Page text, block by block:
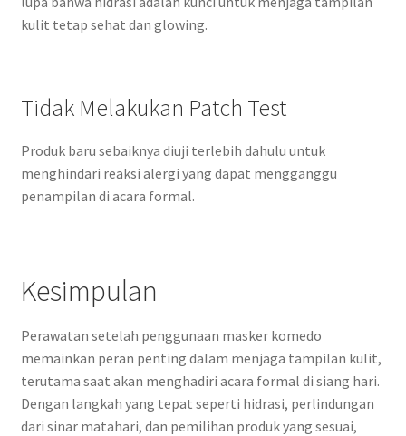
kulit tetap sehat dan glowing.
Tidak Melakukan Patch Test
Produk baru sebaiknya diuji terlebih dahulu untuk
menghindari reaksi alergi yang dapat mengganggu
penampilan di acara formal.
Kesimpulan
Perawatan setelah penggunaan masker komedo
memainkan peran penting dalam menjaga tampilan kulit,
terutama saat akan menghadiri acara formal di siang hari.
Dengan langkah yang tepat seperti hidrasi, perlindungan
dari sinar matahari, dan pemilihan produk yang sesuai,